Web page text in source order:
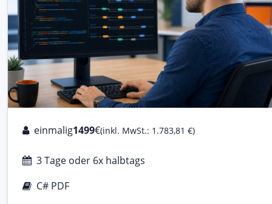
einmalig1499€(inkl. MwSt.: 1.783,81 €)
3 Tage oder 6x halbtags
C# PDF